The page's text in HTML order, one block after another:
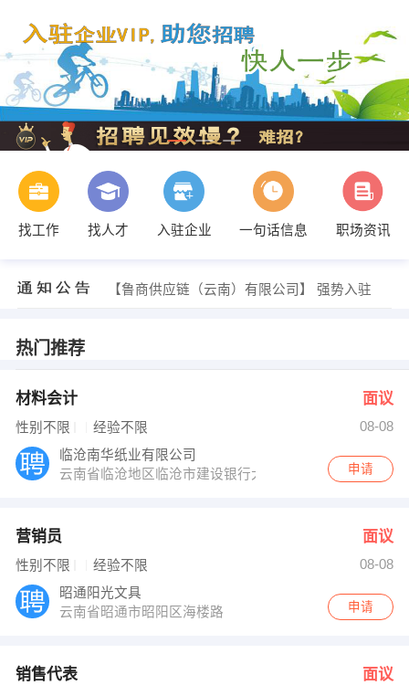
找工作 找人才 入驻企业 一句话信息 职场资讯
【鲁商供应链（云南）有限公司】 强势入驻
发布 [文案 ] 招聘信息
发布 [主办会计 ] 招聘信息
【鲁商供应链（云南）有限公司】 强势入驻
热门推荐
材料会计 面议
性别不限 经验不限
08-08
临沧南华纸业有限公司
云南省临沧地区临沧市建设银行大厦七楼
申请
营销员 面议
性别不限 经验不限
08-08
昭通阳光文具
云南省昭通市昭阳区海楼路
申请
销售代表 面议